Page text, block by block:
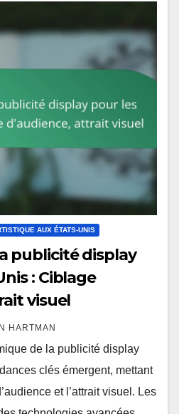
AUX ÉTATS-UNIS
publicité display
: Ciblage
visuel
HARTMAN
de la publicité display
clés émergent, mettant
et l’attrait visuel. Les